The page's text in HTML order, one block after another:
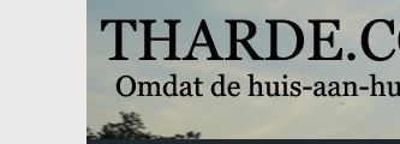
Skip to main content